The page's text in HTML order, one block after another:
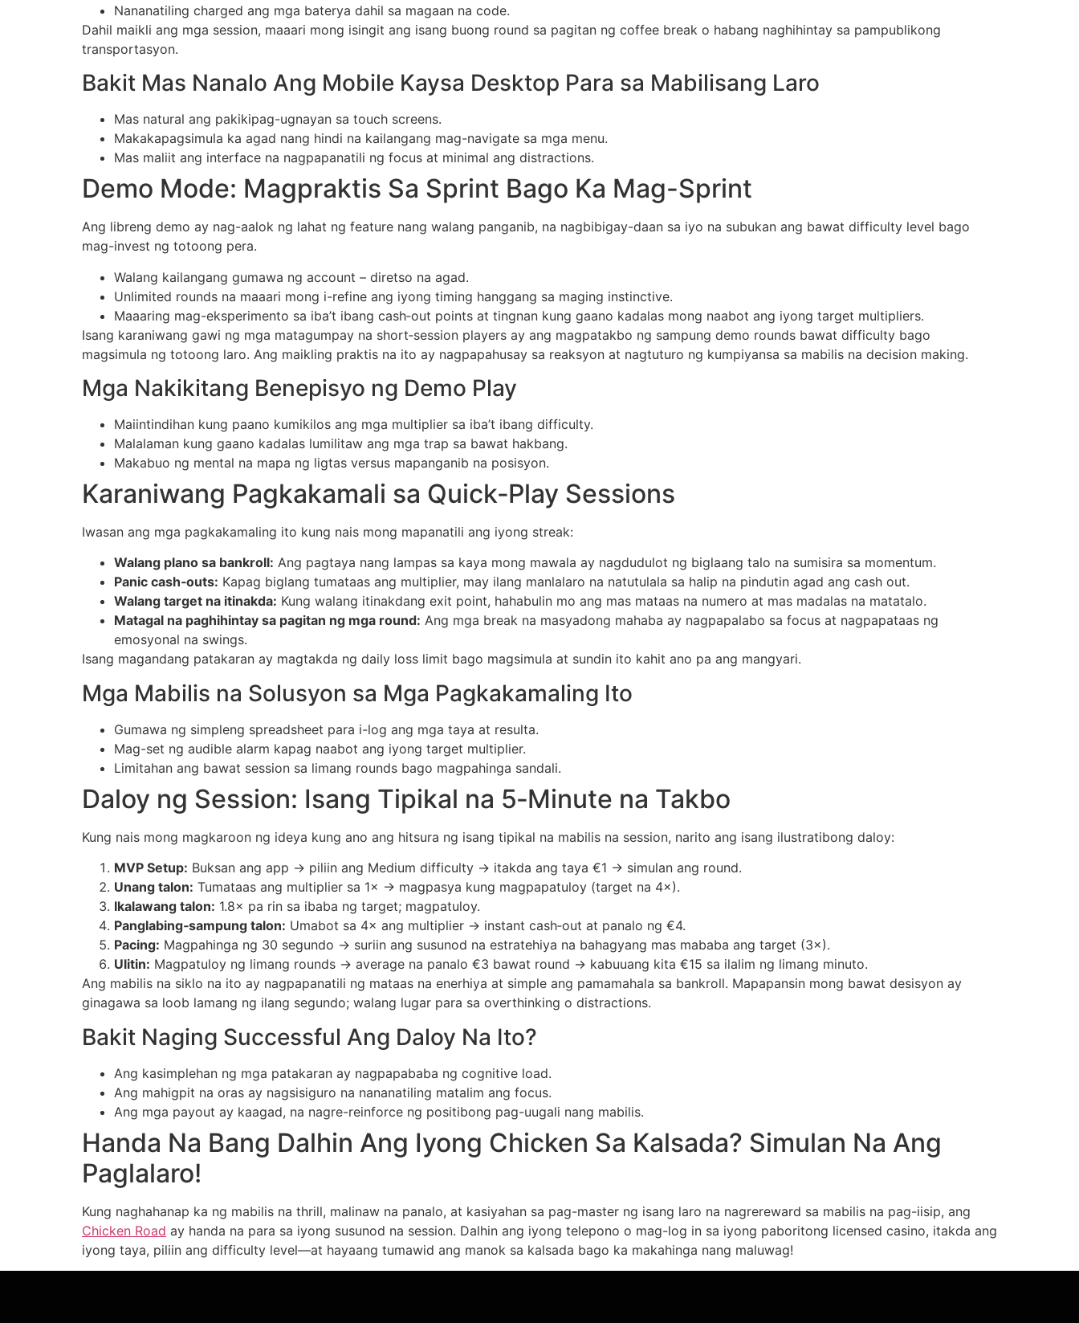
Nananatiling charged ang mga baterya dahil sa magaan na code.
Dahil maikli ang mga session, maaari mong isingit ang isang buong round sa pagitan ng coffee break o habang naghihintay sa pampublikong
transportasyon.
Bakit Mas Nanalo Ang Mobile Kaysa Desktop Para sa Mabilisang Laro
Mas natural ang pakikipag-ugnayan sa touch screens.
Makakapagsimula ka agad nang hindi na kailangang mag-navigate sa mga menu.
Mas maliit ang interface na nagpapanatili ng focus at minimal ang distractions.
Demo Mode: Magpraktis Sa Sprint Bago Ka Mag-Sprint
Ang libreng demo ay nag-aalok ng lahat ng feature nang walang panganib, na nagbibigay-daan sa iyo na subukan ang bawat difficulty level bago
mag-invest ng totoong pera.
Walang kailangang gumawa ng account – diretso na agad.
Unlimited rounds na maaari mong i-refine ang iyong timing hanggang sa maging instinctive.
Maaaring mag-eksperimento sa iba’t ibang cash‑out points at tingnan kung gaano kadalas mong naabot ang iyong target multipliers.
Isang karaniwang gawi ng mga matagumpay na short‑session players ay ang magpatakbo ng sampung demo rounds bawat difficulty bago
magsimula ng totoong laro. Ang maikling praktis na ito ay nagpapahusay sa reaksyon at nagtuturo ng kumpiyansa sa mabilis na decision making.
Mga Nakikitang Benepisyo ng Demo Play
Maiintindihan kung paano kumikilos ang mga multiplier sa iba’t ibang difficulty.
Malalaman kung gaano kadalas lumilitaw ang mga trap sa bawat hakbang.
Makabuo ng mental na mapa ng ligtas versus mapanganib na posisyon.
Karaniwang Pagkakamali sa Quick‑Play Sessions
Iwasan ang mga pagkakamaling ito kung nais mong mapanatili ang iyong streak:
Walang plano sa bankroll: Ang pagtaya nang lampas sa kaya mong mawala ay nagdudulot ng biglaang talo na sumisira sa momentum.
Panic cash‑outs: Kapag biglang tumataas ang multiplier, may ilang manlalaro na natutulala sa halip na pindutin agad ang cash out.
Walang target na itinakda: Kung walang itinakdang exit point, hahabulin mo ang mas mataas na numero at mas madalas na matatalo.
Matagal na paghihintay sa pagitan ng mga round: Ang mga break na masyadong mahaba ay nagpapalabo sa focus at nagpapataas ng
emosyonal na swings.
Isang magandang patakaran ay magtakda ng daily loss limit bago magsimula at sundin ito kahit ano pa ang mangyari.
Mga Mabilis na Solusyon sa Mga Pagkakamaling Ito
Gumawa ng simpleng spreadsheet para i-log ang mga taya at resulta.
Mag-set ng audible alarm kapag naabot ang iyong target multiplier.
Limitahan ang bawat session sa limang rounds bago magpahinga sandali.
Daloy ng Session: Isang Tipikal na 5‑Minute na Takbo
Kung nais mong magkaroon ng ideya kung ano ang hitsura ng isang tipikal na mabilis na session, narito ang isang ilustratibong daloy:
MVP Setup: Buksan ang app → piliin ang Medium difficulty → itakda ang taya €1 → simulan ang round.
Unang talon: Tumataas ang multiplier sa 1× → magpasya kung magpapatuloy (target na 4×).
Ikalawang talon: 1.8× pa rin sa ibaba ng target; magpatuloy.
Panglabing‑sampung talon: Umabot sa 4× ang multiplier → instant cash‑out at panalo ng €4.
Pacing: Magpahinga ng 30 segundo → suriin ang susunod na estratehiya na bahagyang mas mababa ang target (3×).
Ulitin: Magpatuloy ng limang rounds → average na panalo €3 bawat round → kabuuang kita €15 sa ilalim ng limang minuto.
Ang mabilis na siklo na ito ay nagpapanatili ng mataas na enerhiya at simple ang pamamahala sa bankroll. Mapapansin mong bawat desisyon ay
ginagawa sa loob lamang ng ilang segundo; walang lugar para sa overthinking o distractions.
Bakit Naging Successful Ang Daloy Na Ito?
Ang kasimplehan ng mga patakaran ay nagpapababa ng cognitive load.
Ang mahigpit na oras ay nagsisiguro na nananatiling matalim ang focus.
Ang mga payout ay kaagad, na nagre-reinforce ng positibong pag-uugali nang mabilis.
Handa Na Bang Dalhin Ang Iyong Chicken Sa Kalsada? Simulan Na Ang
Paglalaro!
Kung naghahanap ka ng mabilis na thrill, malinaw na panalo, at kasiyahan sa pag-master ng isang laro na nagrereward sa mabilis na pag-iisip, ang
Chicken Road ay handa na para sa iyong susunod na session. Dalhin ang iyong telepono o mag-log in sa iyong paboritong licensed casino, itakda ang
iyong taya, piliin ang difficulty level—at hayaang tumawid ang manok sa kalsada bago ka makahinga nang maluwag!